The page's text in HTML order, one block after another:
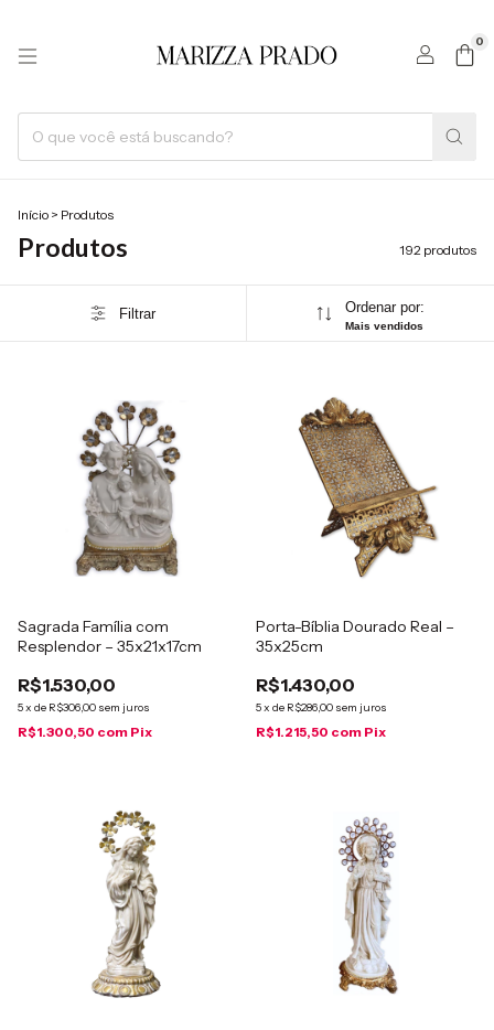
0
Início > Produtos
Produtos 192 produtos
Filtrar Ordenar por:
Mais vendidos
Sagrada Família com
Resplendor – 35x21x17cm
R$1.530,00
5x de R$306,00 sem juros
R$1.300,50 com Pix
Porta-Bíblia Dourado Real –
35x25cm
R$1.430,00
5x de R$286,00 sem juros
R$1.215,50 com Pix